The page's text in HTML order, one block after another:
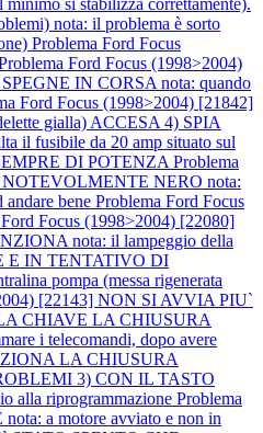
nota: il problema è sorto
Problema Ford Focus
Ford Focus (1998>2004)
IN CORSA nota: quando
Ford Focus (1998>2004) [21842]
gialla) ACCESA 4) SPIA
il fusibile da 20 amp situato sul
DI POTENZA Problema
NERO nota:
bene Problema Ford Focus
Focus (1998>2004) [22080]
nota: il lampeggio della
E IN TENTATIVO DI
pompa (messa rigenerata
[22143] NON SI AVVIA PIU`
CHIAVE LA CHIUSURA
i telecomandi, dopo avere
LA CHIUSURA
3) CON IL TASTO
alla riprogrammazione Problema
a motore avviato e non in